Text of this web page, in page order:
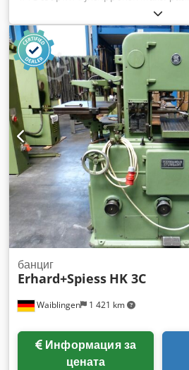
260 мм / Диаметър: 260 мм Тегло:
Waiblingen 1 421 km
банциг
Erhard+Spiess HK 3C
Информация за
цената